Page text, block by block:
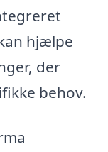
hjælpe
der
behov.